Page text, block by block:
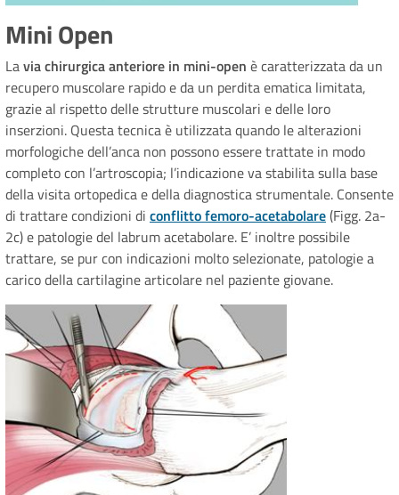
Mini Open
Lavia chirurgica anteriore in mini-open è caratterizzata da un
recupero muscolare rapido e da un perdita ematica limitata,
grazie al rispetto delle strutture muscolari e delle loro
inserzioni. Questa tecnica è utilizzata quando le alterazioni
morfologiche dell’anca non possono essere trattate in modo
completo con l’artroscopia; l’indicazione va stabilita sulla base
della visita ortopedica e della diagnostica strumentale. Consente
di trattare condizioni di conflitto femoro-acetabolare(Figg. 2a-
2c) e patologie del labrum acetabolare. E’ inoltre possibile
trattare, se pur con indicazioni molto selezionate, patologie a
carico della cartilagine articolare nel paziente giovane.